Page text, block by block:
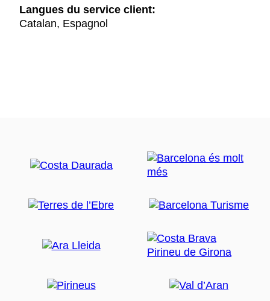
Langues du service client:
Catalan, Espagnol